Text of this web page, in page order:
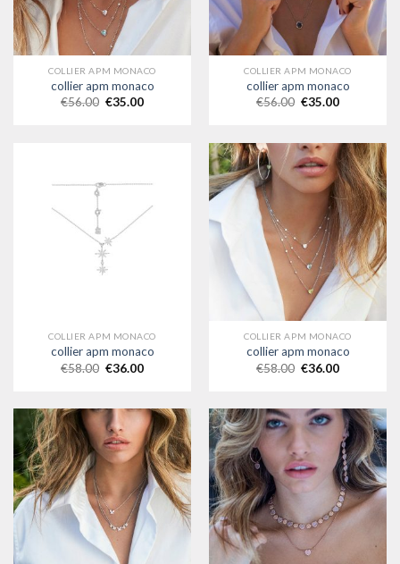
COLLIER APM MONACO
collier apm monaco
€56.00 €35.00
COLLIER APM MONACO
collier apm monaco
€56.00 €35.00
COLLIER APM MONACO
collier apm monaco
€58.00 €36.00
COLLIER APM MONACO
collier apm monaco
€58.00 €36.00